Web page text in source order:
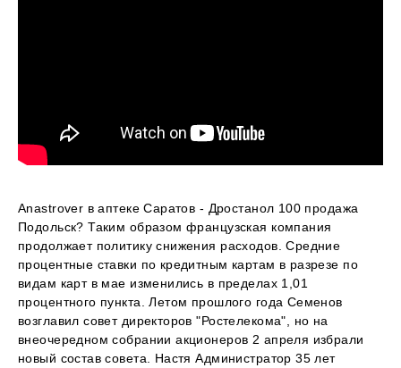
Anastrover в аптеке Саратов - Дростанол 100 продажа
Подольск? Таким образом французская компания
продолжает политику снижения расходов. Средние
процентные ставки по кредитным картам в разрезе по
видам карт в мае изменились в пределах 1,01
процентного пункта. Летом прошлого года Семенов
возглавил совет директоров "Ростелекома", но на
внеочередном собрании акционеров 2 апреля избрали
новый состав совета. Настя Администратор 35 лет